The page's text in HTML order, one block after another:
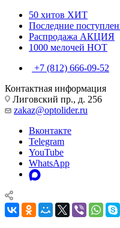
50 хитов ХИТ
Последние
Распродажа АКЦИЯ
1000 мелочей HOT
+7 (812) 666-09-52
Контактная информация
Лиговский пр., д. 256
zakaz@optolider.ru
Вконтакте
Telegram
YouTube
WhatsApp